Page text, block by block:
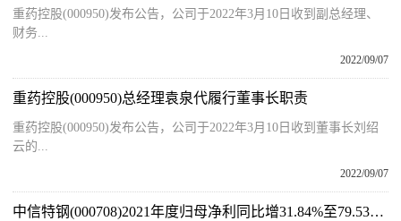
重药控股(000950)发布公告，公司于2022年3月10日收到副总经理、
财务...
2022/09/07
重药控股(000950)总经理袁泉代履行董事长职责
重药控股(000950)发布公告，公司于2022年3月10日收到董事长刘绍
云的...
2022/09/07
中信特钢(000708)2021年度归母净利同比增31.84%至79.53亿元 每10股派8元